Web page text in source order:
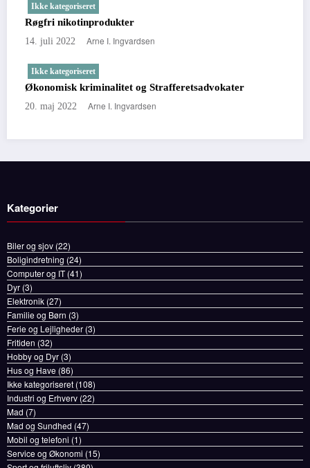
Ikke kategoriseret
Røgfri nikotinprodukter
14. juli 2022 Arne I. Ingvardsen
Ikke kategoriseret
Økonomisk kriminalitet og Strafferetsadvokater
20. maj 2022 Arne I. Ingvardsen
Kategorier
Biler og sjov (22)
Boligindretning (24)
Computer og IT(41)
Dyr (3)
Elektronik (27)
Familie og Børn (3)
Ferie og Lejligheder (3)
Fritiden (32)
Hobby og Dyr (3)
Hus og Have (86)
Ikke kategoriseret (108)
Industri og Erhverv (22)
Mad (7)
Mad og Sundhed (47)
Mobil og telefoni (1)
Service og Økonomi (15)